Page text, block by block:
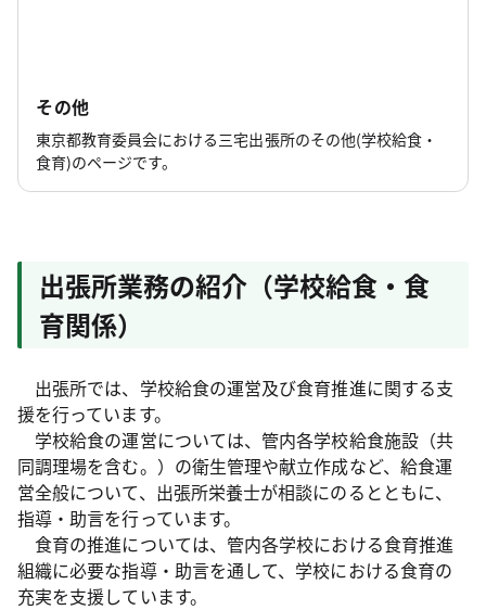
その他
東京都教育委員会における三宅出張所のその他(学校給食・
食育)のページです。
出張所業務の紹介（学校給食・食
育関係）
出張所では、学校給食の運営及び食育推進に関する支
援を行っています。
学校給食の運営については、管内各学校給食施設（共
同調理場を含む。）の衛生管理や献立作成など、給食運
営全般について、出張所栄養士が相談にのるとともに、
指導・助言を行っています。
食育の推進については、管内各学校における食育推進
組織に必要な指導・助言を通して、学校における食育の
充実を支援しています。